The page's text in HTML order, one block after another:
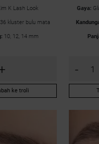
K Lash Look
36 kluster bulu mata
10, 12, 14 mm
ke troli
Gaya:
-